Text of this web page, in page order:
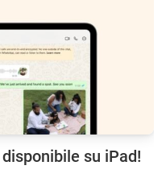
su iPad!